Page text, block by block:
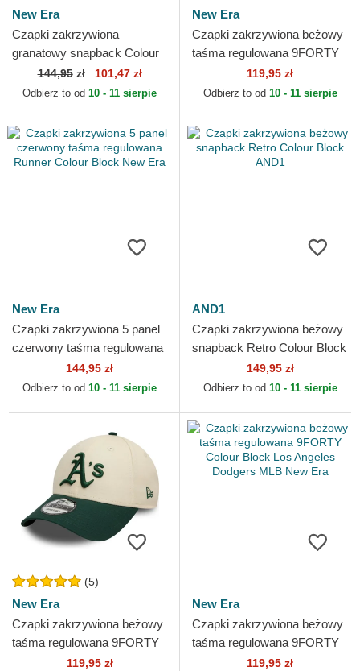
New Era
Czapki zakrzywiona
granatowy snapback Colour
Block A Frame New York
Yankees MLB New Era
144,95zł 101,47 zł
Odbierz to od 10 - 11 sierpie
New Era
Czapki zakrzywiona beżowy
taśma regulowana 9FORTY
Colour Block New York
Yankees MLB New Era
119,95 zł
Odbierz to od 10 - 11 sierpie
New Era
Czapki zakrzywiona 5 panel
czerwony taśma regulowana
Runner Colour Block New
Era
144,95 zł
Odbierz to od 10 - 11 sierpie
AND1
Czapki zakrzywiona beżowy
snapback Retro Colour Block
149,95 zł
Odbierz to od 10 - 11 sierpie
(5)
New Era
Czapki zakrzywiona beżowy
taśma regulowana 9FORTY
Colour Block Oakland
119,95 zł
New Era
Czapki zakrzywiona beżowy
taśma regulowana 9FORTY
Colour Block Los Angeles
119,95 zł